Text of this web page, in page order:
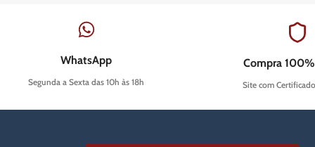
Defesa pessoal:
o calibre .45 é sinônimo de
a precisão e a energia cinética
Uso profissional:
forças armadas e policiais em
Variedade de projéteis:
explore opções como
informada quanto o nosso suporte.
WhatsApp
Segunda a Sexta das 10h às 18h
Compra
Site com